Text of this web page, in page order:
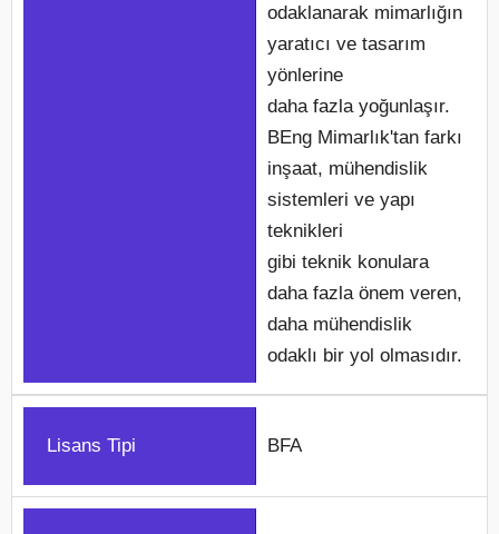
odaklanarak mimarlığın
yaratıcı ve tasarım
yönlerine
daha fazla yoğunlaşır.
BEng Mimarlık'tan farkı
inşaat, mühendislik
sistemleri ve yapı
teknikleri
gibi teknik konulara
daha fazla önem veren,
daha mühendislik
odaklı bir yol olmasıdır.
Lisans Tipi BFA